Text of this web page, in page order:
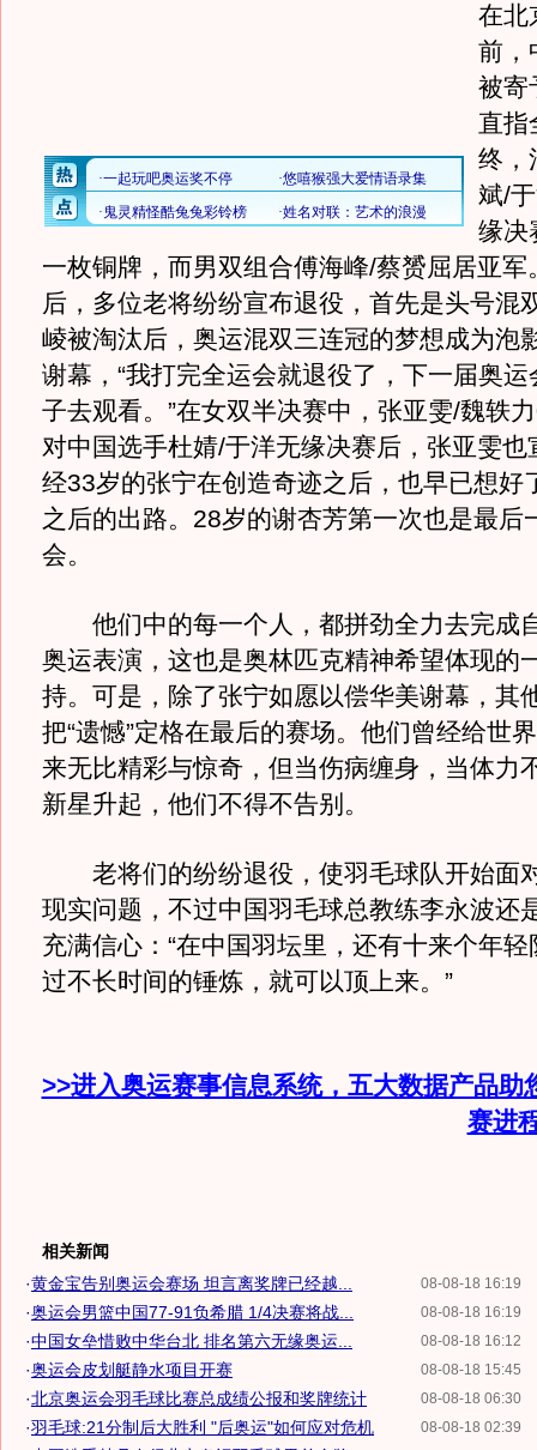
在北
前，
被寄
直指
终，
斌/
缘决
一枚铜牌，而男双组合傅海峰/蔡赟屈居亚军
后，多位老将纷纷宣布退役，首先是头号混
崚被淘汰后，奥运混双三连冠的梦想成为泡
谢幕，“我打完全运会就退役了，下一届奥
子去观看。”在女双半决赛中，张亚雯/魏轶
对中国选手杜婧/于洋无缘决赛后，张亚雯也
经33岁的张宁在创造奇迹之后，也早已想好
之后的出路。28岁的谢杏芳第一次也是最后
会。
他们中的每一个人，都拼劲全力去完成
奥运表演，这也是奥林匹克精神希望体现的
持。可是，除了张宁如愿以偿华美谢幕，其
把“遗憾”定格在最后的赛场。他们曾经给世
来无比精彩与惊奇，但当伤病缠身，当体力
新星升起，他们不得不告别。
老将们的纷纷退役，使羽毛球队开始面
现实问题，不过中国羽毛球总教练李永波还
充满信心：“在中国羽坛里，还有十来个年
过不长时间的锤炼，就可以顶上来。”
>>进入奥运赛事信息系统，五大数据产品助
赛进
相关新闻
08-08-18 16:19
·黄金宝告别奥运会赛场 坦言离奖牌已经越...
08-08-18 16:19
·奥运会男篮中国77-91负希腊 1/4决赛将战...
08-08-18 16:12
·中国女垒惜败中华台北 排名第六无缘奥运...
08-08-18 15:45
·奥运会皮划艇静水项目开赛
08-08-18 06:30
·北京奥运会羽毛球比赛总成绩公报和奖牌统计
08-08-18 02:39
·羽毛球:21分制后大胜利 "后奥运"如何应对危机